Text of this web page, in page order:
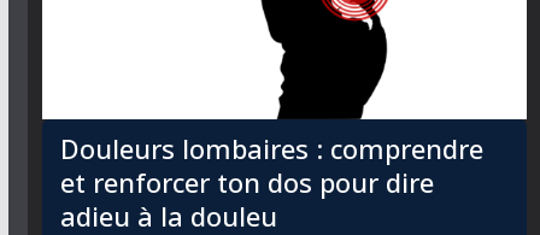
Douleurs lombaires : comprendre
et renforcer ton dos pour dire
adieu à la douleu